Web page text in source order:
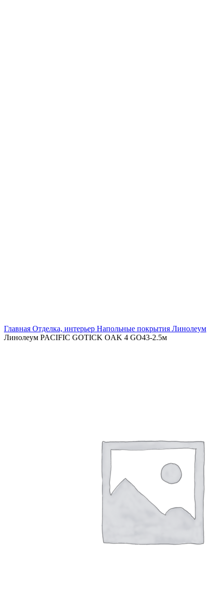
Главная Отделка, интерьер Напольные покрытия Линолеум
Линолеум PACIFIC GOTICK OAK 4 GO43-2.5м